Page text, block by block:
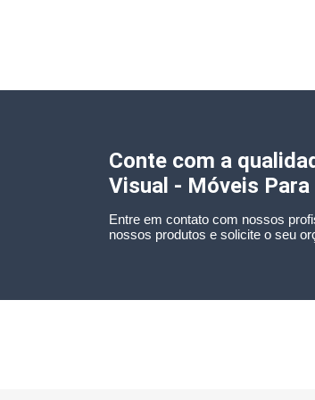
Conte com a
Visual - Móveis
Entre em contato com nossos
nossos produtos e solicite o seu